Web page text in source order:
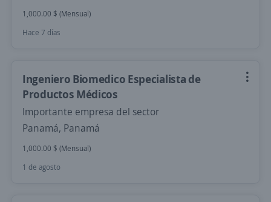
1,000.00 $ (Mensual)
Hace 7 días
Ingeniero Biomedico Especialista de
Productos Médicos
Importante empresa del sector
Panamá, Panamá
1,000.00 $ (Mensual)
1 de agosto